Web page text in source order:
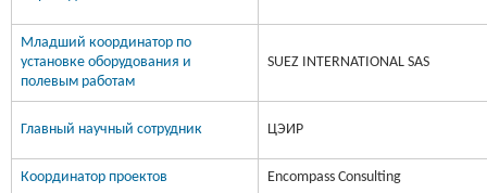
Младший координатор по
установке оборудования и
полевым работам
SUEZ INTERNATIONAL SAS
Главный научный сотрудник ЦЭИР
Координатор проектов Encompass Consulting